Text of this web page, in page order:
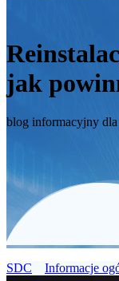
jak
blog informacyjny
SDC Informacje